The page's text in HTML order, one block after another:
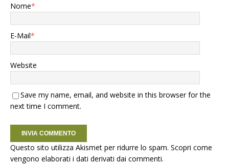
Nome*
E-Mail*
Website
Save my name, email, and website in this browser for the
next time I comment.
Questo sito utilizza Akismet per ridurre lo spam. Scopri come
vengono elaborati i dati derivati dai commenti.